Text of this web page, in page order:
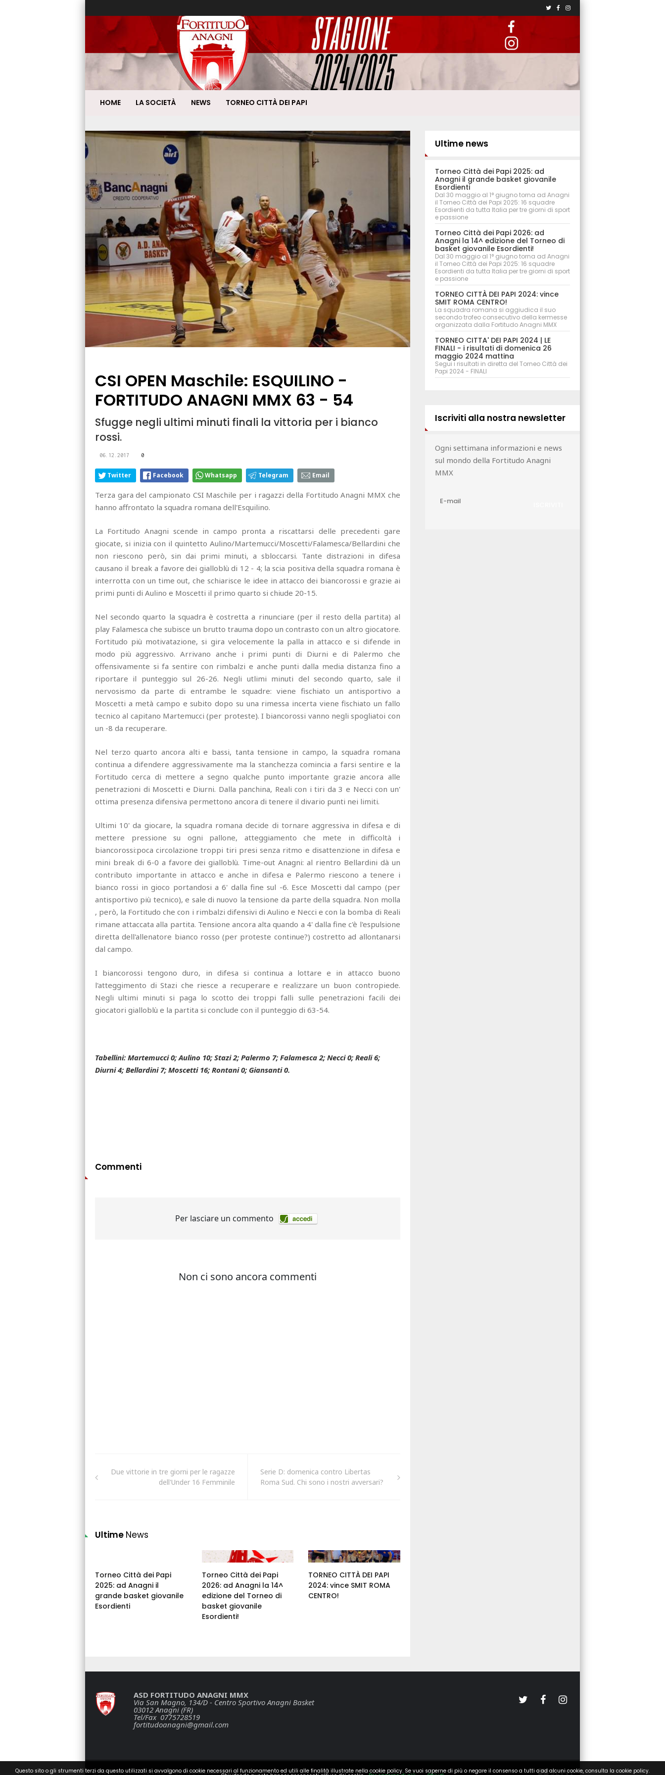
HOME LA SOCIETÀ NEWS TORNEO CITTÀ DEI PAPI
CSI OPEN Maschile: ESQUILINO -
FORTITUDO ANAGNI MMX 63 - 54
Sfugge negli ultimi minuti finali la vittoria per i bianco
rossi.
06.12.2017 0
Twitter Facebook Whatsapp Telegram Email
Terza gara del campionato CSI Maschile per i ragazzi della Fortitudo Anagni MMX che
hanno affrontato la squadra romana dell'Esquilino.
La Fortitudo Anagni scende in campo pronta a riscattarsi delle precedenti gare
giocate, si inizia con il quintetto Aulino/Martemucci/Moscetti/Falamesca/Bellardini che
non riescono però, sin dai primi minuti, a sbloccarsi. Tante distrazioni in difesa
causano il break a favore dei gialloblù di 12 - 4; la scia positiva della squadra romana è
interrotta con un time out, che schiarisce le idee in attacco dei biancorossi e grazie ai
primi punti di Aulino e Moscetti il primo quarto si chiude 20-15.
Nel secondo quarto la squadra è costretta a rinunciare (per il resto della partita) al
play Falamesca che subisce un brutto trauma dopo un contrasto con un altro giocatore.
Fortitudo più motivatazione, si gira velocemente la palla in attacco e si difende in
modo più aggressivo. Arrivano anche i primi punti di Diurni e di Palermo che
offensivamente si fa sentire con rimbalzi e anche punti dalla media distanza fino a
riportare il punteggio sul 26-26. Negli utlimi minuti del secondo quarto, sale il
nervosismo da parte di entrambe le squadre: viene fischiato un antisportivo a
Moscetti a metà campo e subito dopo su una rimessa incerta viene fischiato un fallo
tecnico al capitano Martemucci (per proteste). I biancorossi vanno negli spogliatoi con
un -8 da recuperare.
Nel terzo quarto ancora alti e bassi, tanta tensione in campo, la squadra romana
continua a difendere aggressivamente ma la stanchezza comincia a farsi sentire e la
Fortitudo cerca di mettere a segno qualche punto importante grazie ancora alle
penetrazioni di Moscetti e Diurni. Dalla panchina, Reali con i tiri da 3 e Necci con un'
ottima presenza difensiva permettono ancora di tenere il divario punti nei limiti.
Ultimi 10' da giocare, la squadra romana decide di tornare aggressiva in difesa e di
mettere pressione su ogni pallone, atteggiamento che mete in difficoltà i
biancorossi:poca circolazione troppi tiri presi senza ritmo e disattenzione in difesa e
mini break di 6-0 a favore dei gialloblù. Time-out Anagni: al rientro Bellardini dà un
contributo importante in attacco e anche in difesa e Palermo riescono a tenere i
bianco rossi in gioco portandosi a 6' dalla fine sul -6. Esce Moscetti dal campo (per
antisportivo più tecnico), e sale di nuovo la tensione da parte della squadra. Non molla
, però, la Fortitudo che con i rimbalzi difensivi di Aulino e Necci e con la bomba di Reali
rimane attaccata alla partita. Tensione ancora alta quando a 4' dalla fine c'è l'espulsione
diretta dell'allenatore bianco rosso (per proteste continue?) costretto ad allontanarsi
dal campo.
I biancorossi tengono duro, in difesa si continua a lottare e in attacco buono
l'atteggimento di Stazi che riesce a recuperare e realizzare un buon contropiede.
Negli ultimi minuti si paga lo scotto dei troppi falli sulle penetrazioni facili dei
giocatori gialloblù e la partita si conclude con il punteggio di 63-54.
Tabellini: Martemucci 0; Aulino 10; Stazi 2; Palermo 7; Falamesca 2; Necci 0; Reali 6;
Diurni 4; Bellardini 7; Moscetti 16; Rontani 0; Giansanti 0.
Commenti
Due vittorie in tre giorni per le ragazze
dell'Under 16 Femminile
Serie D: domenica contro Libertas
Roma Sud. Chi sono i nostri avversari?
Ultime News
Torneo Città dei Papi
2025: ad Anagni il
grande basket giovanile
Esordienti
Torneo Città dei Papi
2026: ad Anagni la 14^
edizione del Torneo di
basket giovanile
Esordienti!
TORNEO CITTÀ DEI PAPI
2024: vince SMIT ROMA
CENTRO!
Ultime news
Torneo Città dei Papi 2025: ad
Anagni il grande basket giovanile
Esordienti
Dal 30 maggio al 1° giugno torna ad Anagni
il Torneo Città dei Papi 2025: 16 squadre
Esordienti da tutta Italia per tre giorni di sport
e passione
Torneo Città dei Papi 2026: ad
Anagni la 14^ edizione del Torneo di
basket giovanile Esordienti!
Dal 30 maggio al 1° giugno torna ad Anagni
il Torneo Città dei Papi 2025: 16 squadre
Esordienti da tutta Italia per tre giorni di sport
e passione
TORNEO CITTÀ DEI PAPI 2024: vince
SMIT ROMA CENTRO!
La squadra romana si aggiudica il suo
secondo trofeo consecutivo della kermesse
organizzata dalla Fortitudo Anagni MMX
TORNEO CITTA' DEI PAPI 2024 | LE
FINALI - i risultati di domenica 26
maggio 2024 mattina
Segui i risultati in diretta del Torneo Città dei
Papi 2024 - FINALI
Iscriviti alla nostra newsletter
Ogni settimana informazioni e news
sul mondo della Fortitudo Anagni
MMX
ASD FORTITUDO ANAGNI MMX
Via San Magno, 134/D - Centro Sportivo Anagni Basket
03012 Anagni (FR)
Tel/Fax 0775728519
fortitudoanagni@gmail.com
CONTATTACI CENTRO SPORTIVO ANAGNI BASKET
Questo sito o gli strumenti terzi da questo utilizzati si avvalgono di cookie necessari al funzionamento ed utili alle finalità illustrate nella cookie policy. Se vuoi saperne di più o negare il consenso a tutti o ad alcuni cookie, consulta la cookie policy.